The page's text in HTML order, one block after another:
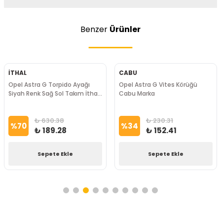
Benzer Ürünler
İTHAL
Opel Astra G Torpido Ayağı
Siyah Renk Sağ Sol Takım İthal
%70 ₺ 630.38
₺ 189.28
Sepete Ekle
CABU
Opel Astra G Vites Körüğü
Cabu Marka
%34 ₺ 230.31
₺ 152.41
Sepete Ekle